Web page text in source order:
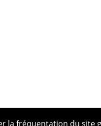
la fréquentation du site